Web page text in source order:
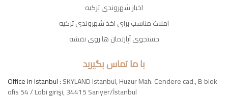
اخبار شهروندی ترکیه
املاک مناسب برای اخذ شهروندی ترکیه
جستجوی آپارتمان ها روی نقشه
با ما تماس بگیرید
Office in Istanbul :SKYLAND Istanbul, Huzur Mah. Cendere cad., B blok
ofis 54 / Lobi girişi, 34415 Sarıyer/İstanbul